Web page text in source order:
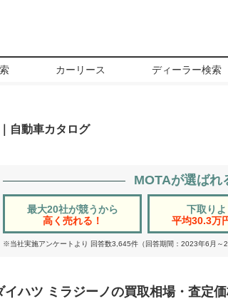
カーリース ディーラー検索
自動車カタログ
MOTAが選ばれ
最大20社が競うから
高く売れる！
下取り
平均30.3万
※当社実施アンケートより 回答数3,645件（回答期間：2023年6月～
イハツ ミラジーノの買取相場・査定